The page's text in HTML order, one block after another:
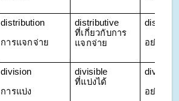
distribution
การแจกจ่าย
distributive
ที่เกี่ยวกับการ
แจกจ่าย
อย่างกร
division
การแบ่ง
divisible
ที่แบ่งได้
divisibly
อย่างแบ่